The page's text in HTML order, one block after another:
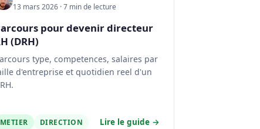
13 mars 2026 · 7 min de lecture
pour devenir directeur
(DRH)
type, competences, salaires par
d'entreprise et quotidien reel d'un
METIER DIRECTION Lire le guide →